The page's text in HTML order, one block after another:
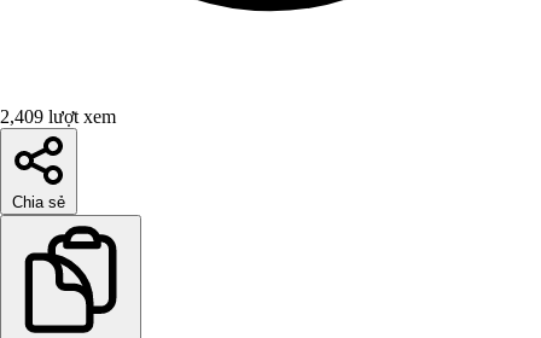
2,409 lượt xem
Chia sẻ